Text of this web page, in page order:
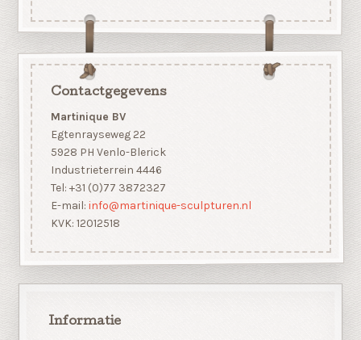
Contactgegevens
Martinique BV
Egtenrayseweg 22
5928 PH Venlo-Blerick
Industrieterrein 4446
Tel: +31 (0)77 3872327
E-mail: info@martinique-sculpturen.nl
KVK: 12012518
Informatie